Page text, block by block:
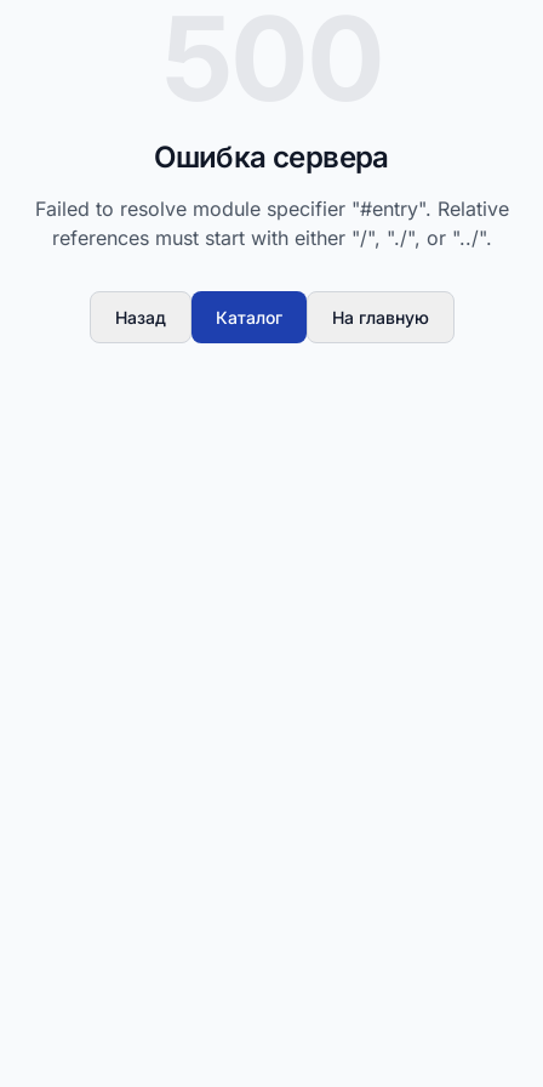
Ошибка сервера
Failed to resolve module specifier "#entry". Relative
references must start with either "/", "./", or "../".
Назад Каталог На главную